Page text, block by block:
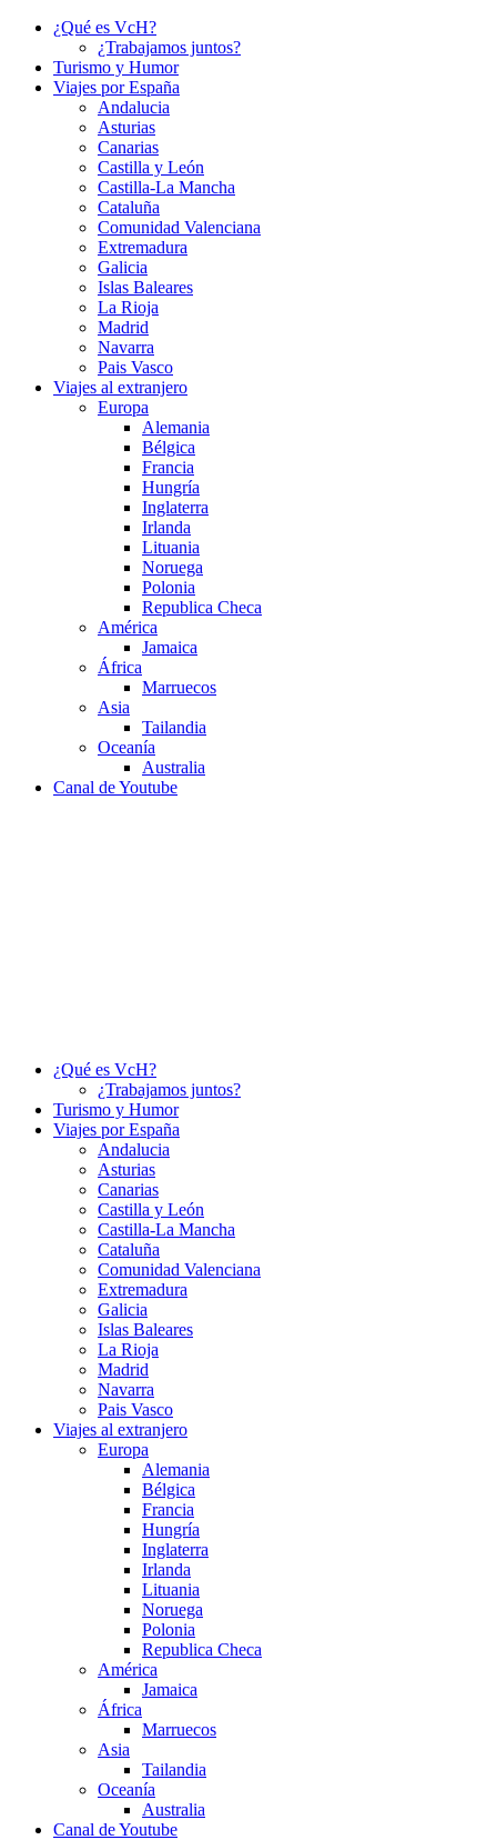
¿Qué es VcH?
¿Trabajamos juntos?
Turismo y Humor
Viajes por España
Andalucia
Asturias
Canarias
Castilla y León
Castilla-La Mancha
Cataluña
Comunidad Valenciana
Extremadura
Galicia
Islas Baleares
La Rioja
Madrid
Navarra
Pais Vasco
Viajes al extranjero
Europa
Alemania
Bélgica
Francia
Hungría
Inglaterra
Irlanda
Lituania
Noruega
Polonia
Republica Checa
América
Jamaica
África
Marruecos
Asia
Tailandia
Oceanía
Australia
Canal de Youtube
¿Qué es VcH?
¿Trabajamos juntos?
Turismo y Humor
Viajes por España
Andalucia
Asturias
Canarias
Castilla y León
Castilla-La Mancha
Cataluña
Comunidad Valenciana
Extremadura
Galicia
Islas Baleares
La Rioja
Madrid
Navarra
Pais Vasco
Viajes al extranjero
Europa
Alemania
Bélgica
Francia
Hungría
Inglaterra
Irlanda
Lituania
Noruega
Polonia
Republica Checa
América
Jamaica
África
Marruecos
Asia
Tailandia
Oceanía
Australia
Canal de Youtube